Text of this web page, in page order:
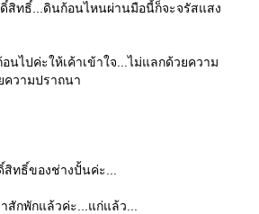
สิทธิ์...ดินก้อนไหนผ่านมือนี้ก็จะจรัสแสง
นไปค่ะให้เค้าเข้าใจ...ไม่แลกด้วยความ
ความปราถนา
ทธิ์ของช่างปั้นค่ะ...
กพักแล้วค่ะ...แก่แล้ว...